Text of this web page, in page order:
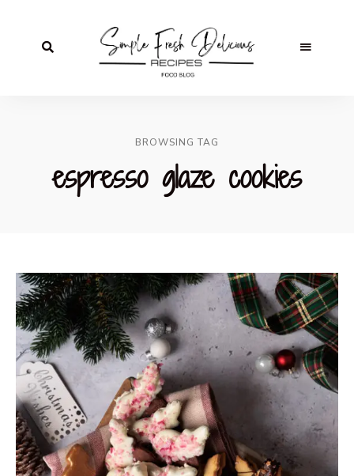
BROWSING TAG
espresso glaze cookies